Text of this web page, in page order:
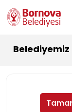
Belediyemiz